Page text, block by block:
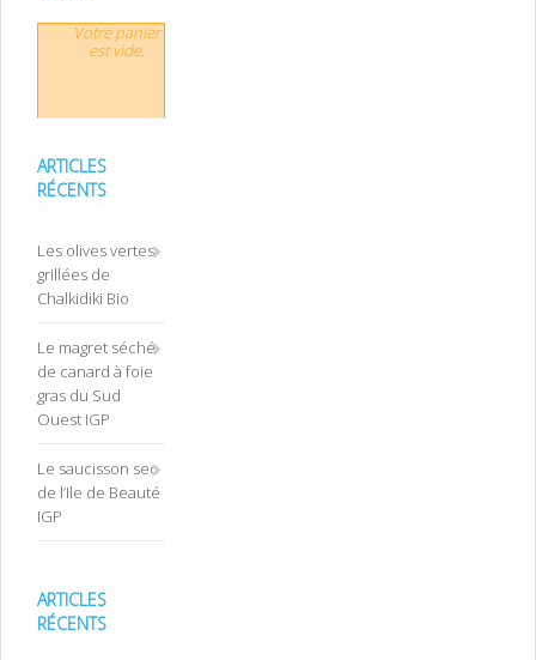
Votre panier
est vide.
ARTICLES
RÉCENTS
Les olives vertes
grillées de
Chalkidiki Bio
Le magret séché
de canard à foie
gras du Sud
Ouest IGP
Le saucisson sec
de l’Ile de Beauté
IGP
ARTICLES
RÉCENTS